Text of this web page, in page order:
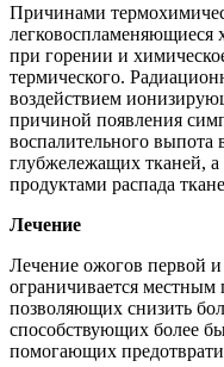
Причинами
легковоспламеняющиеся
при горении и
термического.
воздействием
причиной появления
воспалительного выпота
глубжележащих тканей,
продуктами распада
Лечение
Лечение ожогов первой и
ограничивается
позволяющих снизить
способствующих более
помогающих